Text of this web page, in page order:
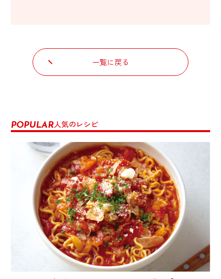
一覧に戻る
POPULAR人気のレシピ